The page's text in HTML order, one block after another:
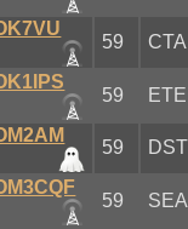
59 CTA
59 ETE
59 DST
59 SEA